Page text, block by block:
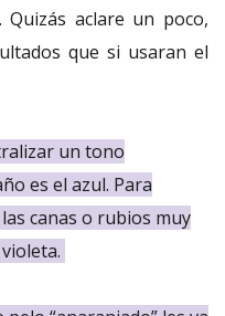
aclare un poco,
que si usaran el
un tono
es el azul. Para
canas o rubios muy